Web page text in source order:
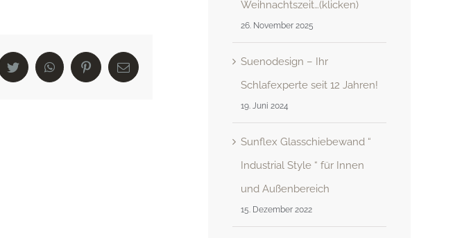
TwitterWhatsAppPinterest
E-
Mail
Weihnachtszeit…(klicken)
26. November 2025
Suenodesign – Ihr
Schlafexperte seit 12 Jahren!
19. Juni 2024
Sunflex Glasschiebewand “
Industrial Style “ für Innen
und Außenbereich
15. Dezember 2022